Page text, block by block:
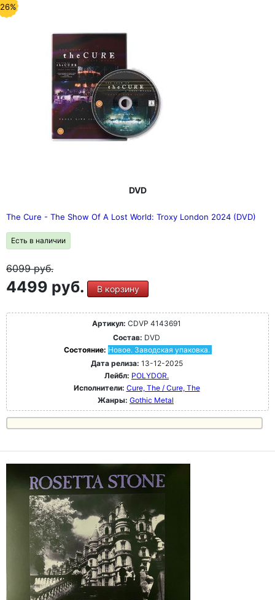
DVD
The Cure - The Show Of A Lost World: Troxy London 2024 (DVD)
Есть в наличии
6099руб.
4499 руб. В корзину
Артикул: CDVP 4143691
Состав: DVD
Состояние: Новое. Заводская упаковка.
Дата релиза: 13-12-2025
Лейбл: POLYDOR.
Исполнители: Cure, The / Cure, The
Жанры: Gothic Metal